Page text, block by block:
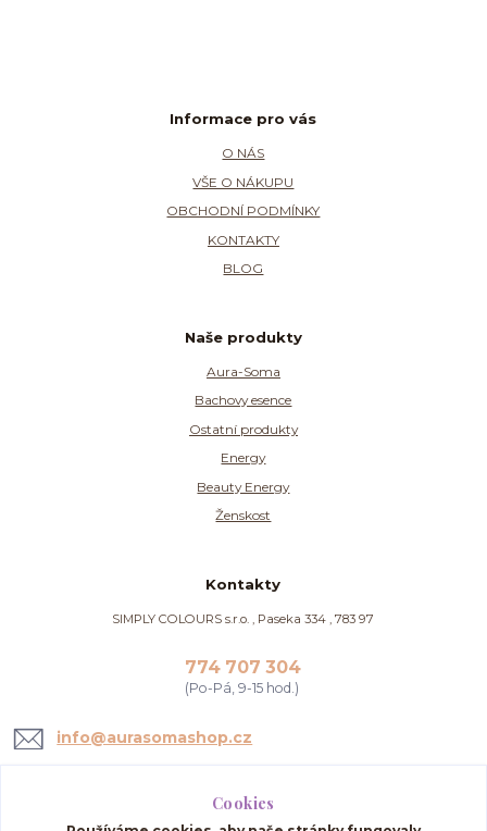
Informace pro vás
O NÁS
VŠE O NÁKUPU
OBCHODNÍ PODMÍNKY
KONTAKTY
BLOG
Naše produkty
Aura-Soma
Bachovy esence
Ostatní produkty
Energy
Beauty Energy
Ženskost
Kontakty
SIMPLY COLOURS s.r.o. , Paseka 334 , 783 97
774 707 304
(Po-Pá, 9-15 hod.)
info@aurasomashop.cz
Cookies